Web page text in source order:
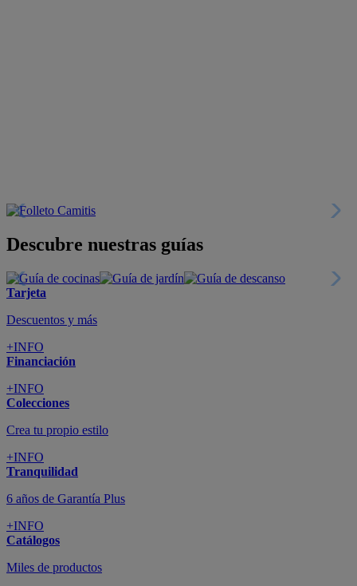
Descubre nuestras guías
Tarjeta
Descuentos y más
+INFO
Financiación
+INFO
Colecciones
Crea tu propio estilo
+INFO
Tranquilidad
6 años de Garantía Plus
+INFO
Catálogos
Miles de productos